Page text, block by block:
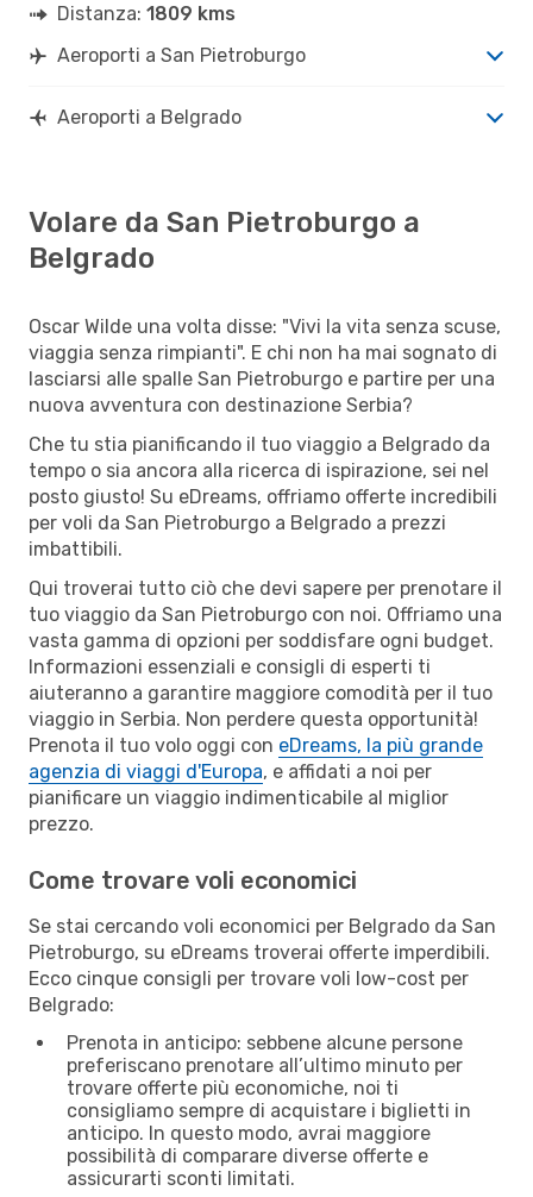
Distanza: 1809 kms
Aeroporti a San Pietroburgo
Aeroporti a Belgrado
Volare da San Pietroburgo a
Belgrado
Oscar Wilde una volta disse: "Vivi la vita senza scuse,
viaggia senza rimpianti". E chi non ha mai sognato di
lasciarsi alle spalle San Pietroburgo e partire per una
nuova avventura con destinazione Serbia?
Che tu stia pianificando il tuo viaggio a Belgrado da
tempo o sia ancora alla ricerca di ispirazione, sei nel
posto giusto! Su eDreams, offriamo offerte incredibili
per voli da San Pietroburgo a Belgrado a prezzi
imbattibili.
Qui troverai tutto ciò che devi sapere per prenotare il
tuo viaggio da San Pietroburgo con noi. Offriamo una
vasta gamma di opzioni per soddisfare ogni budget.
Informazioni essenziali e consigli di esperti ti
aiuteranno a garantire maggiore comodità per il tuo
viaggio in Serbia. Non perdere questa opportunità!
Prenota il tuo volo oggi con eDreams, la più grande
agenzia di viaggi d'Europa, e affidati a noi per
pianificare un viaggio indimenticabile al miglior
prezzo.
Come trovare voli economici
Se stai cercando voli economici per Belgrado da San
Pietroburgo, su eDreams troverai offerte imperdibili.
Ecco cinque consigli per trovare voli low-cost per
Belgrado:
Prenota in anticipo: sebbene alcune persone
preferiscano prenotare all’ultimo minuto per
trovare offerte più economiche, noi ti
consigliamo sempre di acquistare i biglietti in
anticipo. In questo modo, avrai maggiore
possibilità di comparare diverse offerte e
assicurarti sconti limitati.